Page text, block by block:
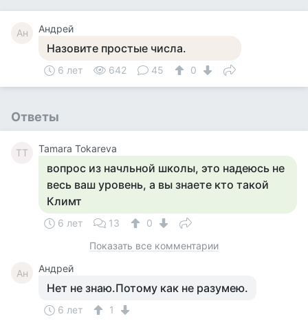
Ан Андрей
Назовите простые числа.
6 лет 642 45 0
Ответы
TT Tamara Tokareva
вопрос из начльной школы, это надеюсь не
весь ваш уровень, а вы знаете кто такой
Климт
6 лет 13
0
Показать все комментарии
Ан Андрей
Нет не знаю.Потому как не разумею.
6 лет 1